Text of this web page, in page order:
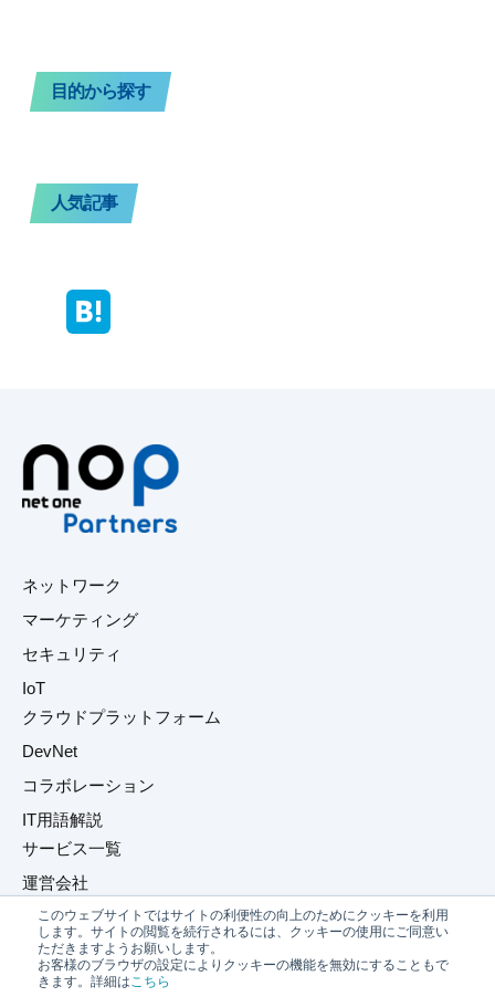
このウェブサイトではサイトの利便性の向上のためにクッキーを利用
します。サイトの閲覧を続行されるには、クッキーの使用にご同意い
ただきますようお願いします。
お客様のブラウザの設定によりクッキーの機能を無効にすることもで
きます。詳細は こちら
目的から探す
人気記事
ネットワーク
マーケティング
セキュリティ
IoT
クラウドプラットフォーム
DevNet
コラボレーション
IT用語解説
サービス一覧
運営会社
プライバシーポリシー
お問い合わせ